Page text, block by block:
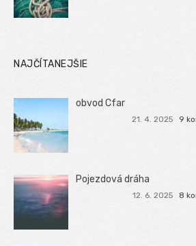
NAJČÍTANEJŠIE
obvod Cfar
21. 4. 2025 9
Pojezdová dráha
12. 6. 2025 8